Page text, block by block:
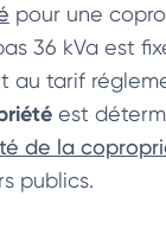
pour une
36 kVa est
au tarif
est
de la
publics.